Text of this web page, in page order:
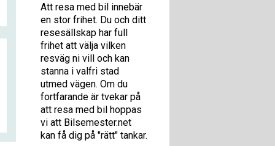
Att resa med bil innebär
en stor frihet. Du och ditt
resesällskap har full
frihet att välja vilken
resväg ni vill och kan
stanna i valfri stad
utmed vägen. Om du
fortfarande är tvekar på
att resa med bil hoppas
vi att Bilsemester.net
kan få dig på "rätt" tankar.